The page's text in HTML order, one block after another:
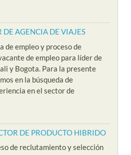
DE AGENCIA DE VIAJES
de empleo y proceso de
de empleo para líder de
y Bogota. Para la presente
en la búsqueda de
en el sector de
DE PRODUCTO HIBRIDO
de reclutamiento y selección